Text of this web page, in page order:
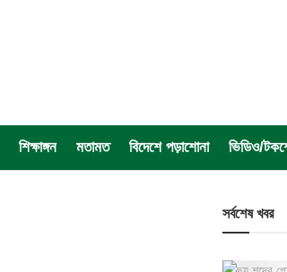
শিক্ষাঙ্গন মতামত বিদেশে পড়াশোনা ভিডিও/
সর্বশেষ খবর